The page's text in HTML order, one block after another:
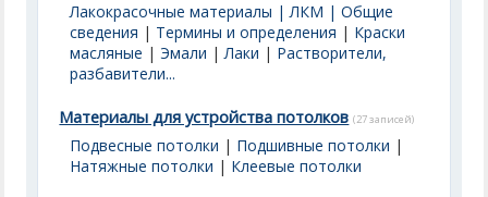
Лакокрасочные материалы | ЛКМ | Общие
сведения | Термины и определения | Краски
масляные |Эмали |Лаки | Растворители,
разбавители...
Материалы для устройства потолков (27 записей)
Подвесные потолки | Подшивные потолки |
Натяжные потолки | Клеевые потолки